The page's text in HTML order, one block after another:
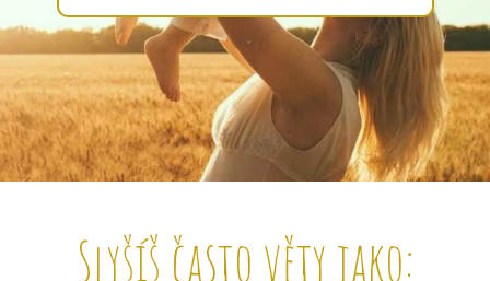
Slyšíš často věty jako: